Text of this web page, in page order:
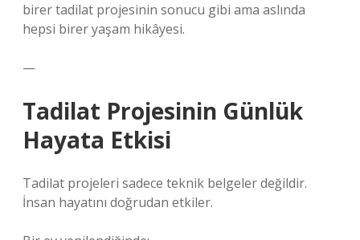
birer tadilat projesinin sonucu gibi ama aslında
hepsi birer yaşam hikâyesi.
—
Tadilat Projesinin Günlük
Hayata Etkisi
Tadilat projeleri sadece teknik belgeler değildir.
İnsan hayatını doğrudan etkiler.